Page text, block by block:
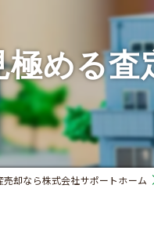
める査
売却なら株式会社サポートホーム